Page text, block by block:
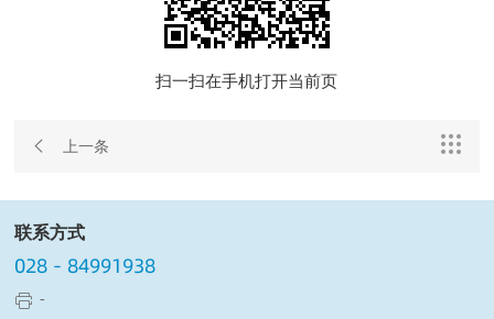
扫一扫在手机打开当前页
 上一条 
联系方式
028 - 84991938
 -